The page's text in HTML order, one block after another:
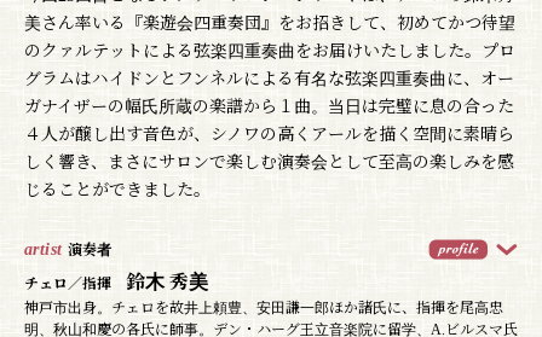
美さん率いる『楽遊会四重奏団』をお招きして、初めてかつ待望
のクァルテットによる弦楽四重奏曲をお届けいたしました。プロ
グラムはハイドンとフンネルによる有名な弦楽四重奏曲に、オー
ガナイザーの幅氏所蔵の楽譜から１曲。当日は完璧に息の合った
４人が醸し出す音色が、シノワの高くアールを描く空間に素晴ら
しく響き、まさにサロンで楽しむ演奏会として至高の楽しみを感
じることができました。
artist 演奏者
チェロ／指揮 鈴木 秀美
神戸市出身。チェロを故井上頼豊、安田謙一郎ほか諸氏に、指揮を尾高忠
明、秋山和慶の各氏に師事。デン・ハーグ王立音楽院に留学、A.ビルスマ氏